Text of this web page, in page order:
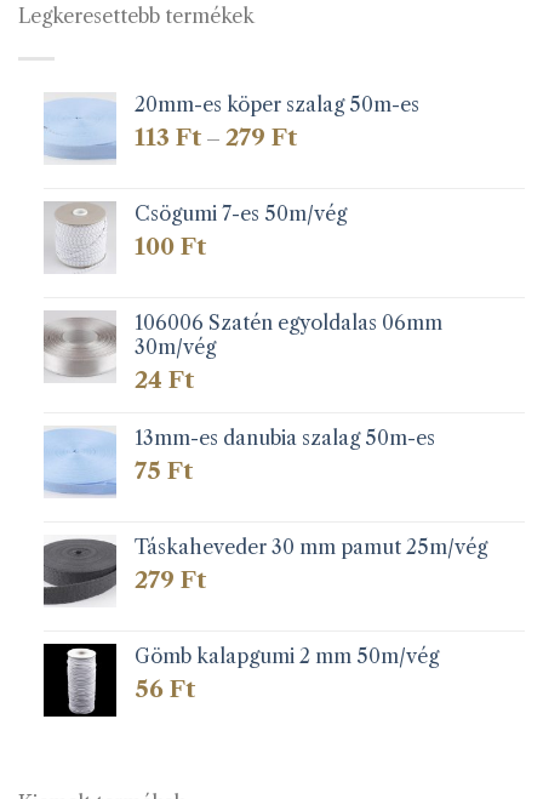
Legkeresettebb termékek
20mm-es köper szalag 50m-es
113 Ft – 279 FtÁrtartomány:
279 Ft
Csögumi 7-es 50m/vég
100 Ft
106006 Szatén egyoldalas 06mm
30m/vég
24 Ft
13mm-es danubia szalag 50m-es
75 Ft
Táskaheveder 30 mm pamut 25m/vég
279 Ft
Gömb kalapgumi 2 mm 50m/vég
56 Ft